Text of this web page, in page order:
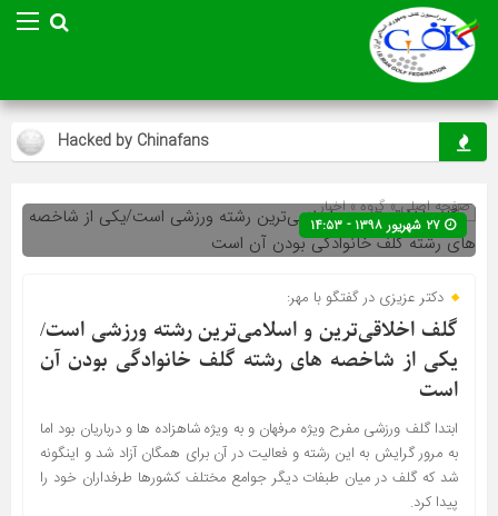
Hacked by Chinafans
صفحه اصلی» گروه »اخبار
دکتر عزیزی در گفتگو با مهر:
گلف اخلاقی‌ترین و اسلامی‌ترین رشته ورزشی است/
یکی از شاخصه های رشته گلف خانوادگی بودن آن
است
ابتدا گلف ورزشی مفرح ویژه مرفهان و به ویژه شاهزاده ها و درباریان بود اما
به مرور گرایش به این رشته و فعالیت در آن برای همگان آزاد شد و اینگونه
شد که گلف در میان طبفات دیگر جوامع مختلف کشورها طرفداران خود را
پیدا کرد.